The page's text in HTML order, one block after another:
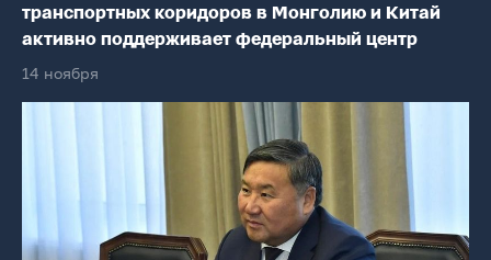
транспортных коридоров в Монголию и Китай
активно поддерживает федеральный центр
14 ноября